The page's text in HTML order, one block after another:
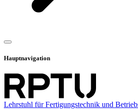
Hauptnavigation
Lehrstuhl für Fertigungstechnik und